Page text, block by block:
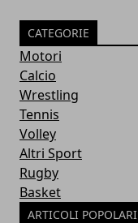
CATEGORIE
Motori
Calcio
Wrestling
Tennis
Volley
Altri Sport
Rugby
Basket
ARTICOLI POPOLARI